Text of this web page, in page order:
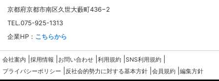
京都府京都市南区久世大藪町436−2
TEL.075-925-1313
企業HP： こちらから
会社案内 採用情報 お問い合わせ 利用規約 SNS利用規約
プライバシーポリシー 反社会的勢力に対する基本方針 会員規約 編集方針